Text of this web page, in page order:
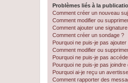
Problèmes liés à la
Comment créer un nouveau
Comment modifier ou
Comment ajouter une
Comment créer un sondage ?
Pourquoi ne puis-je pas
Comment modifier ou
Pourquoi ne puis-je pas
Pourquoi ne puis-je pas
Pourquoi ai-je reçu un
Comment rapporter des